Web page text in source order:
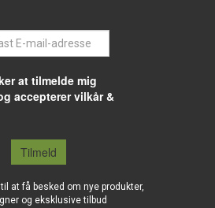
at tilmelde mig
accepterer vilkår &
Tilmeld
at få besked om nye produkter,
og eksklusive tilbud